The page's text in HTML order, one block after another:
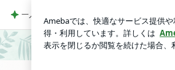
居嫁ビアッジョの、株主優待とふ
一人で観て考えさせられた映画